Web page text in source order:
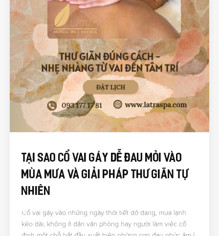
Tại Sao Cổ Vai Gáy Dễ Đau Mỏi Vào
Mùa Mưa Và Giải Pháp Thư Giãn Tự
Nhiên
Cổ vai gáy vào những ngày thời tiết dở dang, mưa lạnh
kéo dài, không ít dân văn phòng hay người làm việc cố